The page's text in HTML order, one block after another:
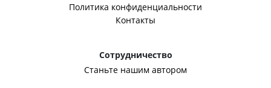
Политика конфиденциальности
Контакты
Сотрудничество
Станьте нашим автором